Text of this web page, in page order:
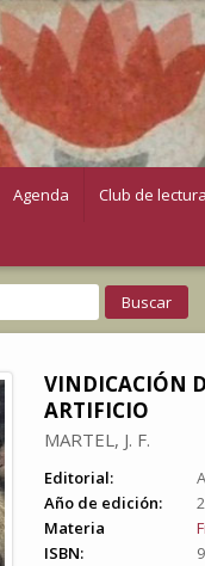
Agenda Club de
VINDICACIÓN
ARTIFICIO
MARTEL, J. F.
Editorial:
Año de edición:
Materia
ISBN: